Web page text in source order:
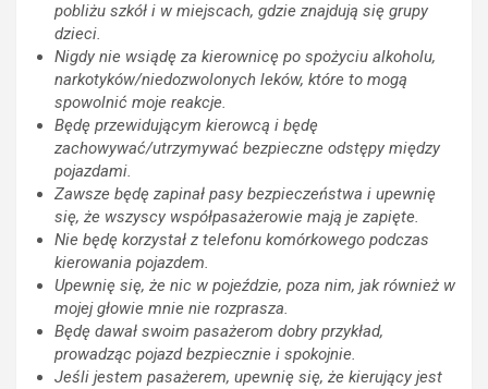
pobliżu szkół i w miejscach, gdzie znajdują się grupy
dzieci.
Nigdy nie wsiądę za kierownicę po spożyciu alkoholu,
narkotyków/niedozwolonych leków, które to mogą
spowolnić moje reakcje.
Będę przewidującym kierowcą i będę
zachowywać/utrzymywać bezpieczne odstępy między
pojazdami.
Zawsze będę zapinał pasy bezpieczeństwa i upewnię
się, że wszyscy współpasażerowie mają je zapięte.
Nie będę korzystał z telefonu komórkowego podczas
kierowania pojazdem.
Upewnię się, że nic w pojeździe, poza nim, jak również w
mojej głowie mnie nie rozprasza.
Będę dawał swoim pasażerom dobry przykład,
prowadząc pojazd bezpiecznie i spokojnie.
Jeśli jestem pasażerem, upewnię się, że kierujący jest